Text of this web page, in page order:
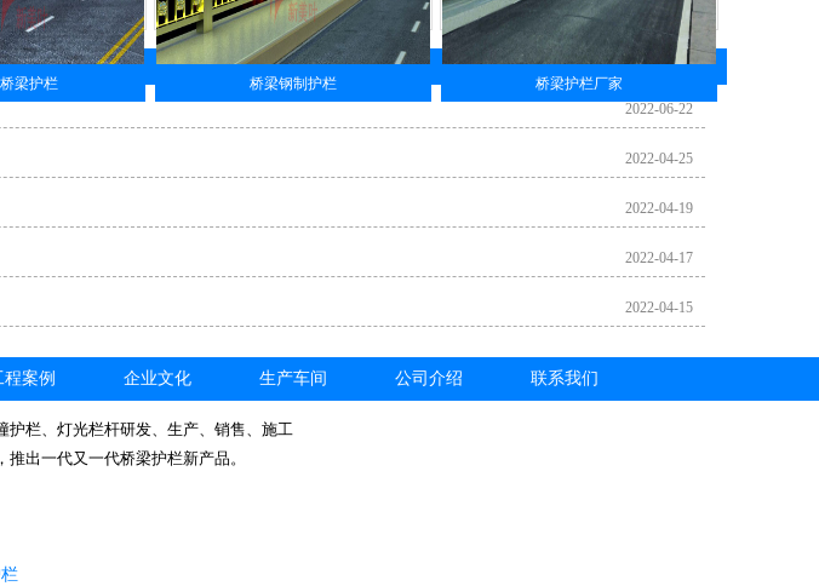
梁护栏 桥梁钢制护栏 桥梁护栏厂家
2022-06-22
2022-04-25
2022-04-19
2022-04-17
2022-04-15
程案例 企业文化 生产车间 公司介绍 联系我们
护栏、灯光栏杆研发、生产、销售、施工
出一代又一代桥梁护栏新产品。